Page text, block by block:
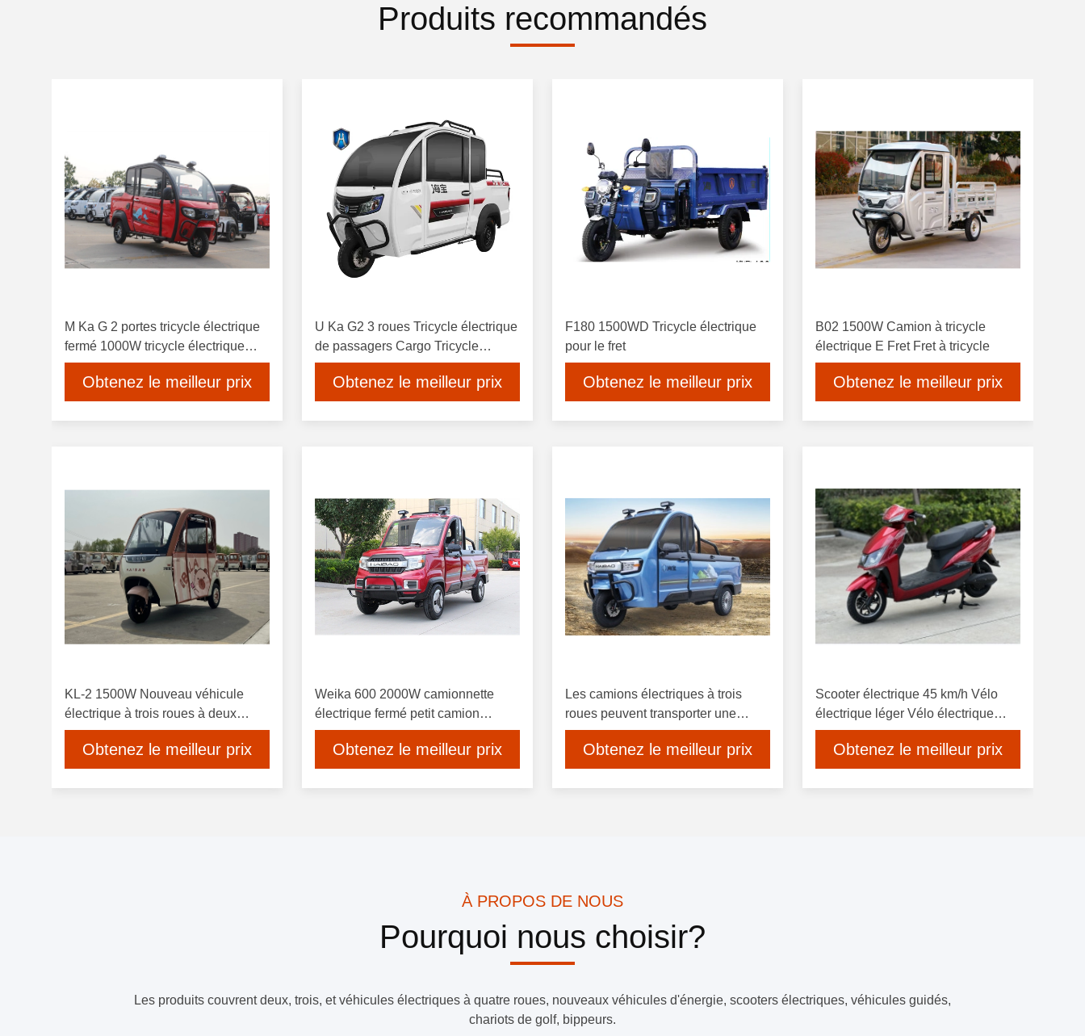
Produits recommandés
M Ka G 2 portes tricycle électrique
fermé 1000W tricycle électrique
passager
Obtenez le meilleur prix
U Ka G2 3 roues Tricycle électrique
de passagers Cargo Tricycle
électrique fermé
Obtenez le meilleur prix
F180 1500WD Tricycle électrique
pour le fret
Obtenez le meilleur prix
B02 1500W Camion à tricycle
électrique E Fret Fret à tricycle
Obtenez le meilleur prix
KL-2 1500W Nouveau véhicule
électrique à trois roues à deux
places sans portes
Obtenez le meilleur prix
Weika 600 2000W camionnette
électrique fermé petit camion
électrique passager
Obtenez le meilleur prix
Les camions électriques à trois
roues peuvent transporter une
tonne.
Obtenez le meilleur prix
Scooter électrique 45 km/h Vélo
électrique léger Vélo électrique
avec absorbeur hydraulique avant
Obtenez le meilleur prix
À PROPOS DE NOUS
Pourquoi nous choisir?
Les produits couvrent deux, trois, et véhicules électriques à quatre roues, nouveaux véhicules d'énergie, scooters électriques, véhicules guidés,
chariots de golf, bippeurs.